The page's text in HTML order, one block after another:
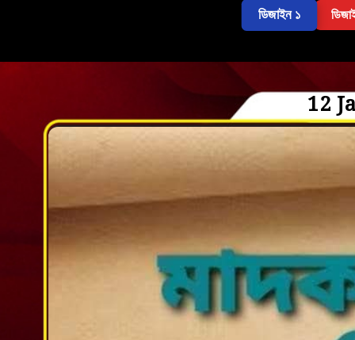
ডিজাইন ১
12